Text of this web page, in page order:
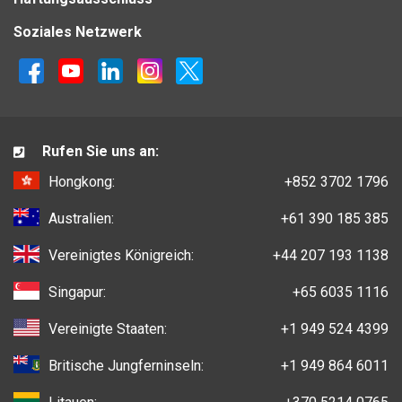
Soziales Netzwerk
Rufen Sie uns an:
Hongkong:
+852 3702 1796
Australien: +61 390 185 385
Vereinigtes Königreich: +44 207 193 1138
Singapur: +65 6035 1116
Vereinigte Staaten: +1 949 524 4399
Britische Jungferninseln: +1 949 864 6011